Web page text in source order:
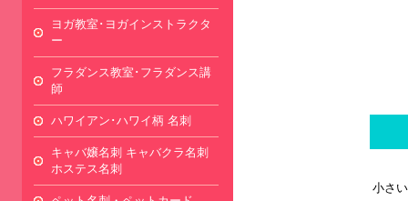
ヨガ教室･ヨガインストラクタ
ー
フラダンス教室･フラダンス講
師
ハワイアン･ハワイ柄 名刺
キャバ嬢名刺 キャバクラ名刺
ホステス名刺
小さ